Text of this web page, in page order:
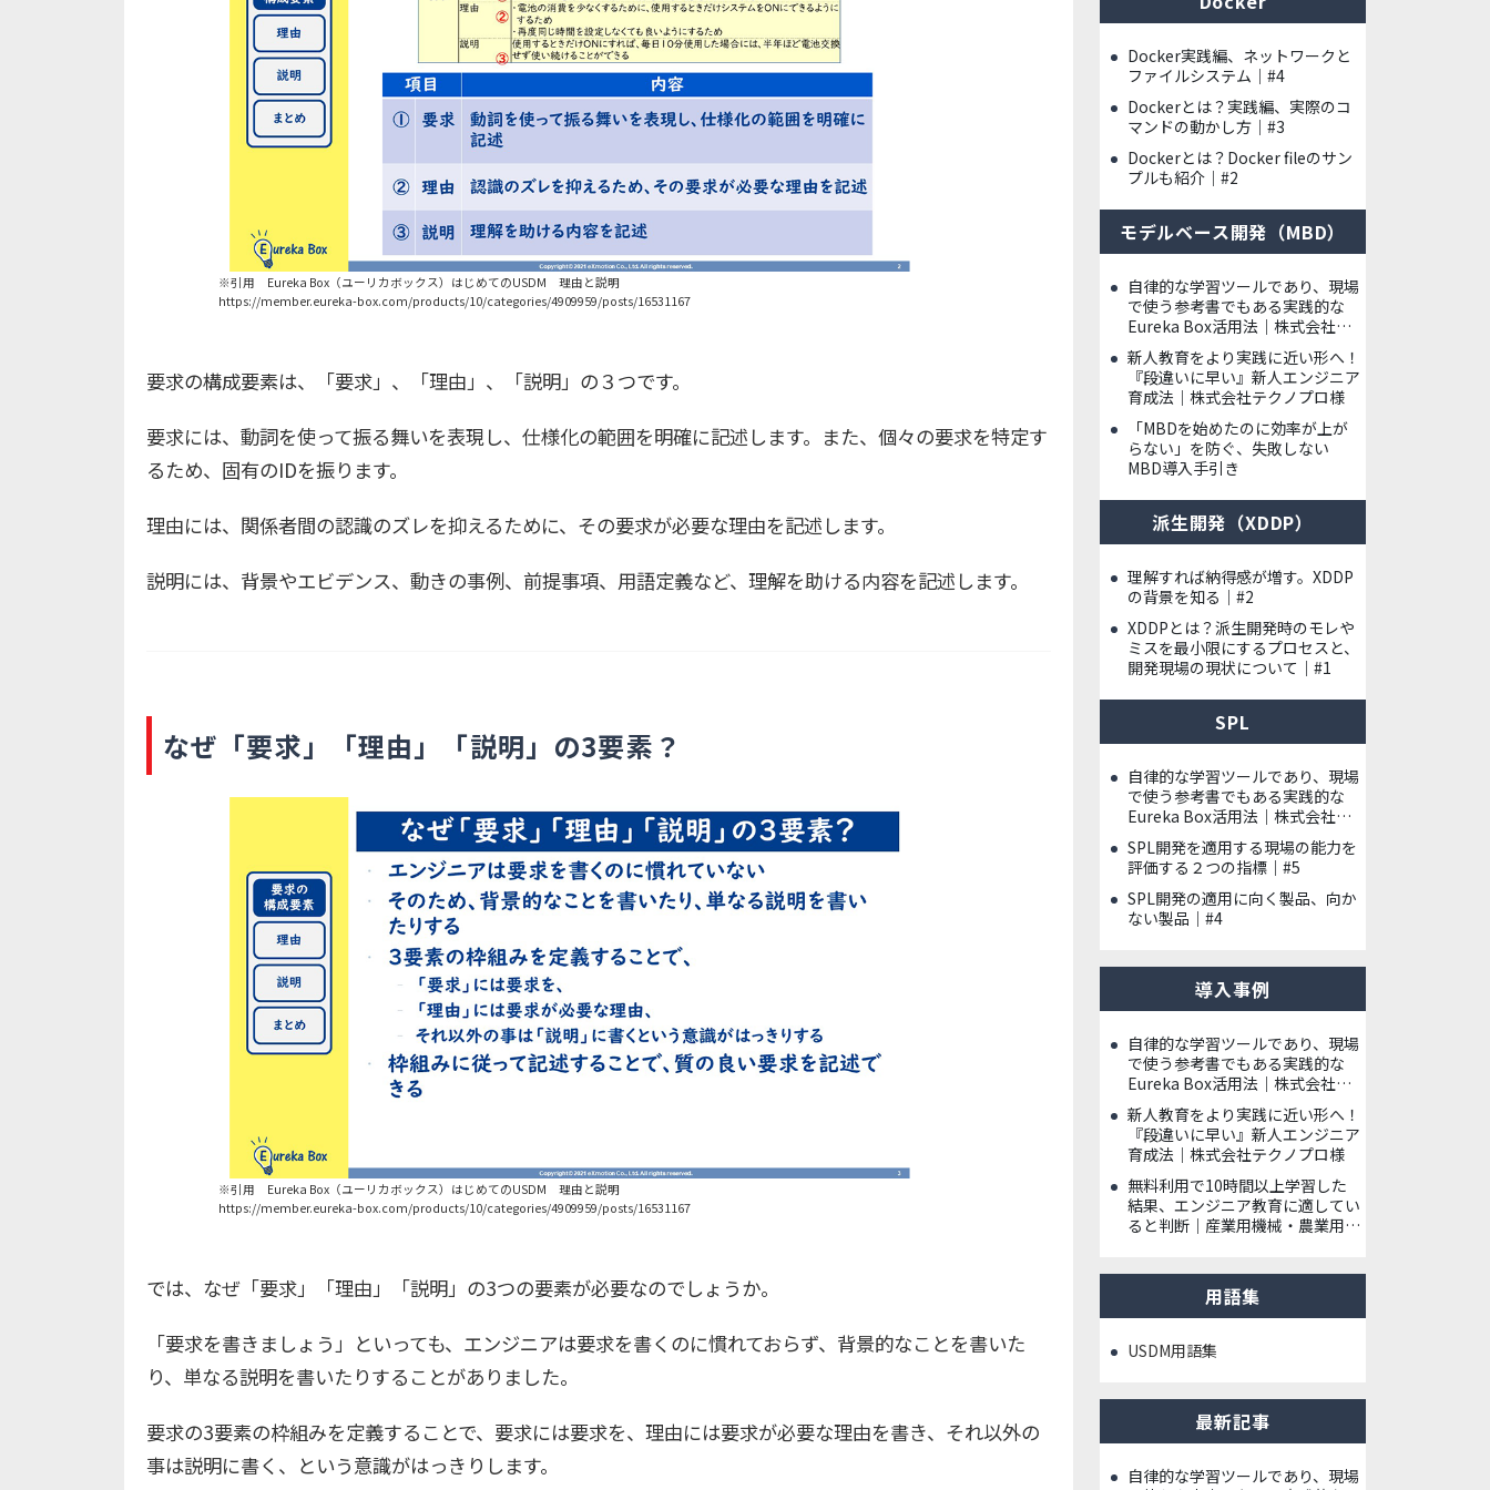
※引用 Eureka Box（ユーリカボックス）はじめてのUSDM 理由と説明
https://member.eureka-box.com/products/10/categories/4909959/posts/16531167
要求の構成要素は、「要求」、「理由」、「説明」の３つです。
要求には、動詞を使って振る舞いを表現し、仕様化の範囲を明確に記述します。また、個々の要求を特定す
るため、固有のIDを振ります。
理由には、関係者間の認識のズレを抑えるために、その要求が必要な理由を記述します。
説明には、背景やエビデンス、動きの事例、前提事項、用語定義など、理解を助ける内容を記述します。
なぜ「要求」「理由」「説明」の3要素？
※引用 Eureka Box（ユーリカボックス）はじめてのUSDM 理由と説明
https://member.eureka-box.com/products/10/categories/4909959/posts/16531167
では、なぜ「要求」「理由」「説明」の3つの要素が必要なのでしょうか。
「要求を書きましょう」といっても、エンジニアは要求を書くのに慣れておらず、背景的なことを書いた
り、単なる説明を書いたりすることがありました。
要求の3要素の枠組みを定義することで、要求には要求を、理由には要求が必要な理由を書き、それ以外の
事は説明に書く、という意識がはっきりします。
Docker実践編、ネットワークと
ファイルシステム｜#4
Dockerとは？実践編、実際のコ
マンドの動かし方｜#3
Dockerとは？Docker fileのサン
プルも紹介｜#2
モデルベース開発（MBD）
自律的な学習ツールであり、現場
で使う参考書でもある実践的な
Eureka Box活用法｜株式会社ハ
イレックスアクト様
新人教育をより実践に近い形へ！
『段違いに早い』新人エンジニア
育成法｜株式会社テクノプロ様
「MBDを始めたのに効率が上が
らない」を防ぐ、失敗しない
MBD導入手引き
派生開発（XDDP）
理解すれば納得感が増す。XDDP
の背景を知る｜#2
XDDPとは？派生開発時のモレや
ミスを最小限にするプロセスと、
開発現場の現状について｜#1
SPL
自律的な学習ツールであり、現場
で使う参考書でもある実践的な
Eureka Box活用法｜株式会社ハ
イレックスアクト様
SPL開発を適用する現場の能力を
評価する２つの指標｜#5
SPL開発の適用に向く製品、向か
ない製品｜#4
導入事例
自律的な学習ツールであり、現場
で使う参考書でもある実践的な
Eureka Box活用法｜株式会社ハ
イレックスアクト様
新人教育をより実践に近い形へ！
『段違いに早い』新人エンジニア
育成法｜株式会社テクノプロ様
無料利用で10時間以上学習した
結果、エンジニア教育に適してい
ると判断｜産業用機械・農業用機
用語集
USDM用語集
最新記事
自律的な学習ツールであり、現場